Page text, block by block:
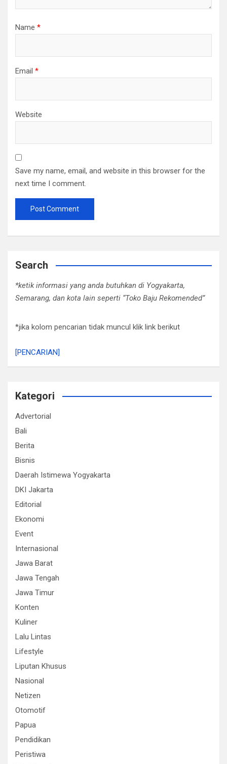
Name *
Email *
Website
Save my name, email, and website in this browser for the
next time I comment.
Search
*ketik informasi yang anda butuhkan di Yogyakarta,
Semarang, dan kota lain seperti “Toko Baju Rekomended”
*jika kolom pencarian tidak muncul klik link berikut
[PENCARIAN]
Kategori
Advertorial
Bali
Berita
Bisnis
Daerah Istimewa Yogyakarta
DKI Jakarta
Editorial
Ekonomi
Event
Internasional
Jawa Barat
Jawa Tengah
Jawa Timur
Konten
Kuliner
Lalu Lintas
Lifestyle
Liputan Khusus
Nasional
Netizen
Otomotif
Papua
Pendidikan
Peristiwa